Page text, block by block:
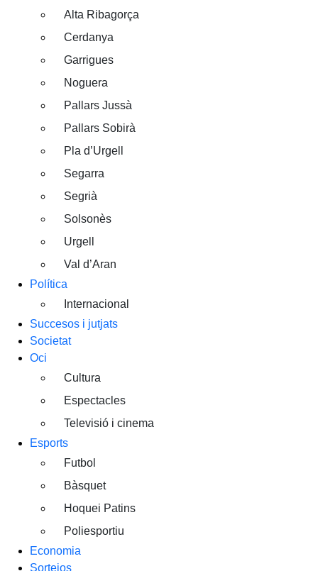
Alta Ribagorça
Cerdanya
Garrigues
Noguera
Pallars Jussà
Pallars Sobirà
Pla d’Urgell
Segarra
Segrià
Solsonès
Urgell
Val d’Aran
Política
Internacional
Succesos i jutjats
Societat
Oci
Cultura
Espectacles
Televisió i cinema
Esports
Futbol
Bàsquet
Hoquei Patins
Poliesportiu
Economia
Sortejos